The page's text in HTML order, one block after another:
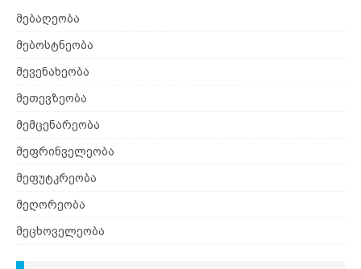
მებაღეობა
მებოსტნეობა
მევენახეობა
მეთევზეობა
მემცენარეობა
მეფრინველეობა
მეფუტკრეობა
მეღორეობა
მეცხოველეობა